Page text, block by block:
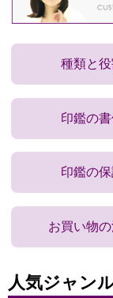
種類と役
印鑑の
印鑑の
お買い物
人気ジャン